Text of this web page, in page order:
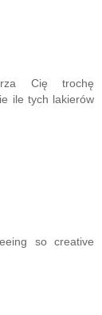
Cię trochę
ile tych lakierów
so creative